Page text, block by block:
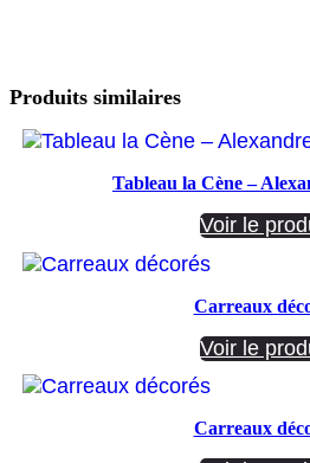
Produits similaires
Tableau la Cène –
Voir le
Carreaux
Voir le
Carreaux